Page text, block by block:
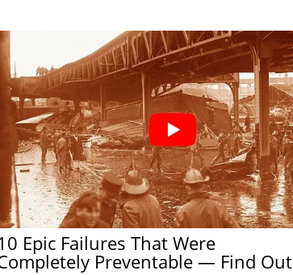
Epic Failures That Were
Preventable — Find Out